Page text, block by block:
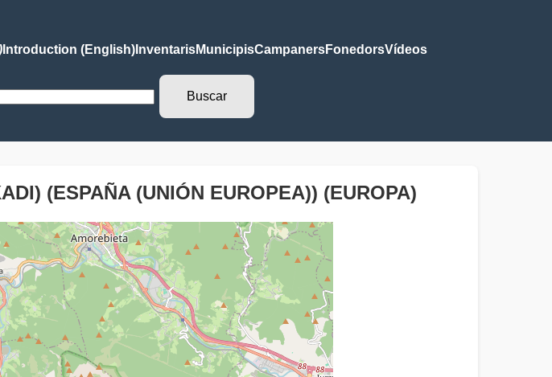
Introduction (English)InventarisMunicipisCampanersFonedorsVídeos
(ESPAÑA (UNIÓN EUROPEA)) (EUROPA)